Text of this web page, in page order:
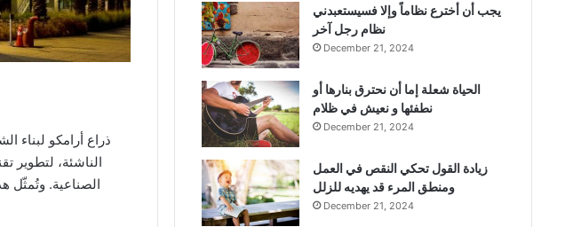
الناشئة، لتطوير
الصناعية. وتُمثّل
يجب أن أخترع نظاماً وإلا فسيستعبدني
نظام رجل آخر
December 21, 2024
الحياة شعلة إما أن نحترق بنارها أو
نطفئها و نعيش في ظلام
December 21, 2024
زيادة القول تحكي النقص في العمل
ومنطق المرء قد يهديه للزلل
December 21, 2024